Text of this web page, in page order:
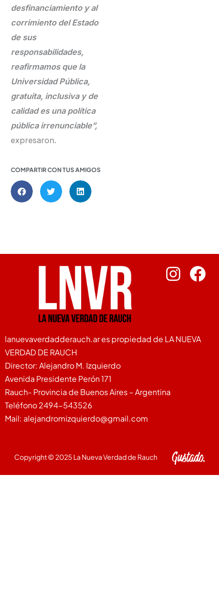
desfinanciamiento y al
corrimiento del Estado
de sus
responsabilidades,
reafirmamos que la
Universidad Pública,
gratuita, inclusiva y de
calidad es una política
pública irrenunciable”,
expresaron.
COMPARTIR CON TUS AMIGOS
lanuevaverdadderauch.ar es propiedad de LA NUEVA
VERDAD DE RAUCH
Director: Alejandro M. Izquierdo
Avenida Presidente Perón 171
Rauch- Provincia de Buenos Aires – Argentina
Teléfono 2494-543526
Mail: alejandromizquierdo@gmail.com
Copyright © 2025 La Nueva Verdad de Rauch